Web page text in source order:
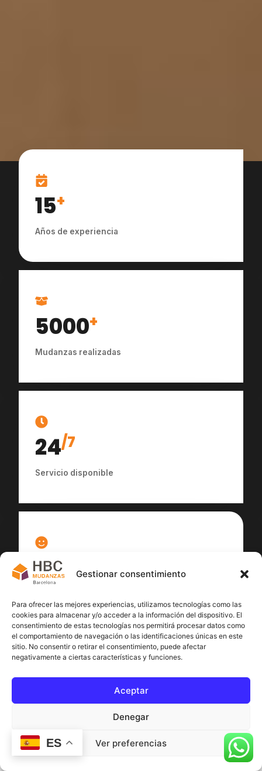
Gestionar consentimiento
Para ofrecer las mejores experiencias, utilizamos tecnologías como las
cookies para almacenar y/o acceder a la información del dispositivo. El
consentimiento de estas tecnologías nos permitirá procesar datos como
el comportamiento de navegación o las identificaciones únicas en este
sitio. No consentir o retirar el consentimiento, puede afectar
negativamente a ciertas características y funciones.
Aceptar
Denegar
Ver preferencias
15+
Años de experiencia
5000+
Mudanzas realizadas
24/7
Servicio disponible
100
ES